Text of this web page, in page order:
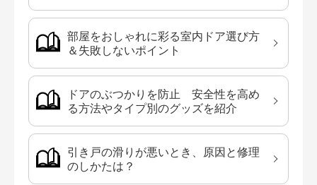
部屋をおしゃれに彩る室内ドア選び方
＆失敗しないポイント
ドアのぶつかりを防止 安全性を高め
る方法やタイプ別のグッズを紹介
引き戸の滑りが悪いとき、原因と修理
のしかたは？